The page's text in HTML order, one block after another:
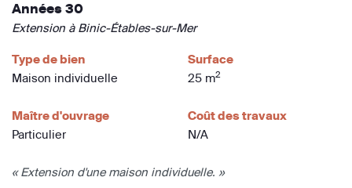
Années 30
Extension à Binic-Étables-sur-Mer
Type de bien
Maison individuelle
Surface
25 m2
Maître d'ouvrage
Particulier
Coût des travaux
N/A
« Extension d'une maison individuelle. »